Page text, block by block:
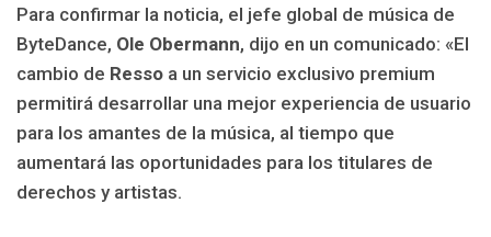
Para confirmar la noticia, el jefe global de música de
ByteDance, Ole Obermann, dijo en un comunicado: «El
cambio de Resso a un servicio exclusivo premium
permitirá desarrollar una mejor experiencia de usuario
para los amantes de la música, al tiempo que
aumentará las oportunidades para los titulares de
derechos y artistas.